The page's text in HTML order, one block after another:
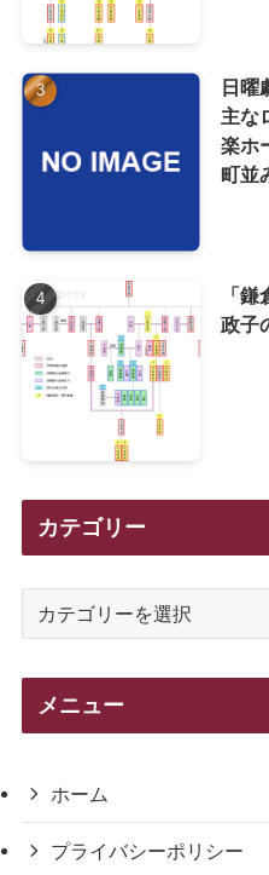
日曜
主な
楽ホ
町並
「
政子
カテゴリー
メニュー
ホーム
プライバシーポリシー